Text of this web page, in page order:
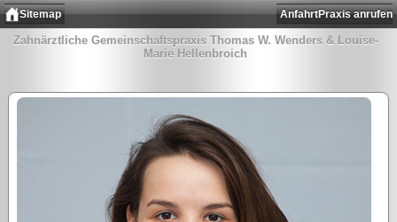
Sitemap Praxis anrufen
Anfahrt
Zahnärztliche Gemeinschaftspraxis Thomas W. Wenders & Louise-
Marie Hellenbroich